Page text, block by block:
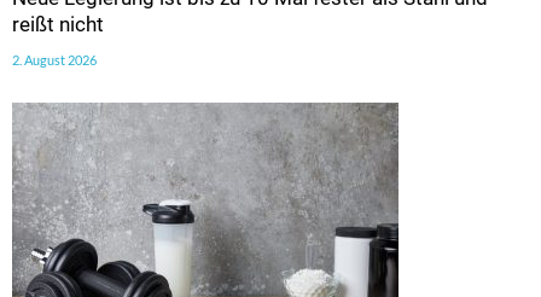
reißt nicht
2. August 2026